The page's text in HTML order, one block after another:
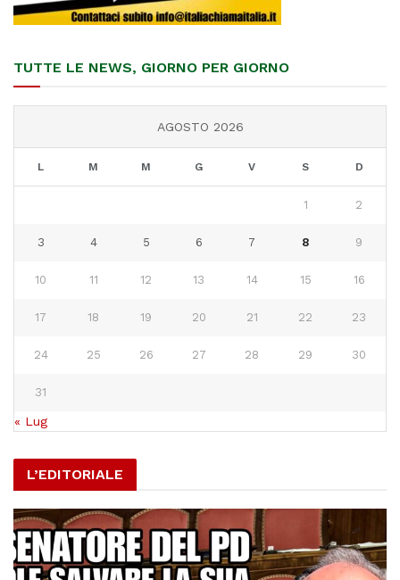
TUTTE LE NEWS, GIORNO PER GIORNO
AGOSTO 2026
L M M G V S D
1 2
3 4 5 6 7 8 9
10 11 12 13 14 15 16
17 18 19 20 21 22 23
24 25 26 27 28 29 30
31
« Lug
L’EDITORIALE